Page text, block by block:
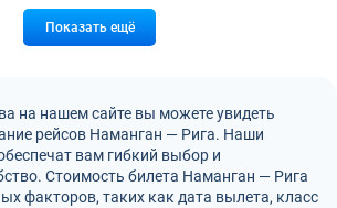
Показать ещё
на нашем сайте вы можете увидеть
рейсов Наманган — Рига. Наши
вам гибкий выбор и
Стоимость билета Наманган — Рига
факторов, таких как дата вылета, класс